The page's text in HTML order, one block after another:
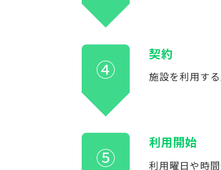
④
契約
施設を利用す
⑤
利用開始
利用曜日や時